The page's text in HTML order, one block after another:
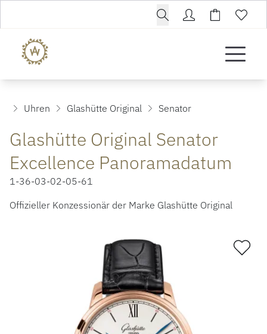
Uhren Glashütte Original Senator
Glashütte Original Senator
Excellence Panoramadatum
1-36-03-02-05-61
Offizieller Konzessionär der Marke Glashütte Original